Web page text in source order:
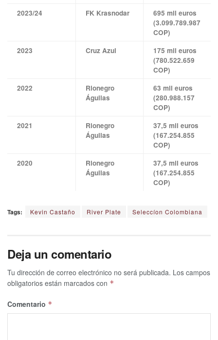
2023/24
FK Krasnodar
695 mil euros
(3.099.789.987
COP)
2023
Cruz Azul
175 mil euros
(780.522.659
COP)
2022
Rionegro
Águilas
63 mil euros
(280.988.157
COP)
2021
Rionegro
Águilas
37,5 mil euros
(167.254.855
COP)
2020
Rionegro
Águilas
37,5 mil euros
(167.254.855
COP)
Tags: Kevin Castaño River Plate Seleccíon Colombiana
Deja un comentario
Tu dirección de correo electrónico no será publicada. Los campos
obligatorios están marcados con *
Comentario *